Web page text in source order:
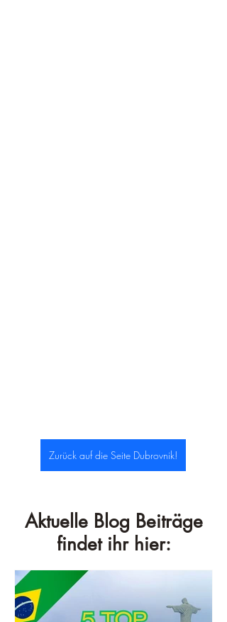
Zurück auf die Seite Dubrovnik!
Aktuelle Blog Beiträge
findet ihr hier: